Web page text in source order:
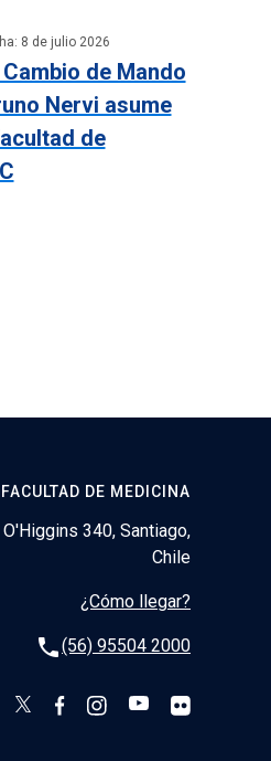
8 de julio 2026
de Mando
Nervi asume
de
FACULTAD DE MEDICINA
340, Santiago,
Chile
¿Cómo llegar?
phone(56) 95504 2000